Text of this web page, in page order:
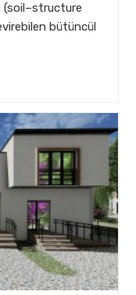
(soil–structure
bütüncül